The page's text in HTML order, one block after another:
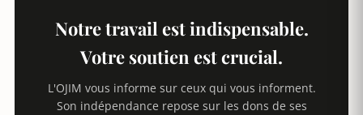
Notre travail est indispensable.
Votre soutien est crucial.
L'OJIM vous informe sur ceux qui vous informent.
Son indépendance repose sur les dons de ses